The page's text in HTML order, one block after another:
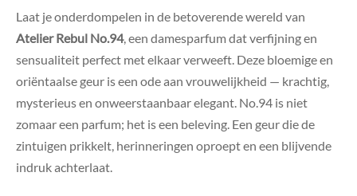
Laat je onderdompelen in de betoverende wereld van
Atelier Rebul No.94, een damesparfum dat verfijning en
sensualiteit perfect met elkaar verweeft. Deze bloemige en
oriëntaalse geur is een ode aan vrouwelijkheid — krachtig,
mysterieus en onweerstaanbaar elegant. No.94 is niet
zomaar een parfum; het is een beleving. Een geur die de
zintuigen prikkelt, herinneringen oproept en een blijvende
indruk achterlaat.